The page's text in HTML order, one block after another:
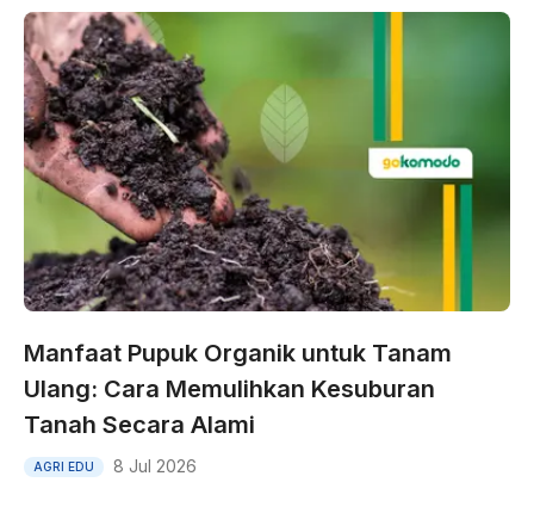
Manfaat Pupuk Organik untuk Tanam
Ulang: Cara Memulihkan Kesuburan
Tanah Secara Alami
AGRI EDU 8 Jul 2026